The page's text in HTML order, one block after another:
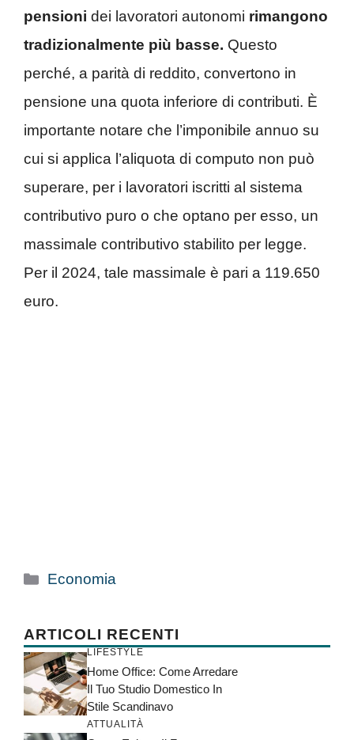
pensioni dei lavoratori autonomi rimangono
tradizionalmente più basse. Questo
perché, a parità di reddito, convertono in
pensione una quota inferiore di contributi. È
importante notare che l’imponibile annuo su
cui si applica l’aliquota di computo non può
superare, per i lavoratori iscritti al sistema
contributivo puro o che optano per esso, un
massimale contributivo stabilito per legge.
Per il 2024, tale massimale è pari a 119.650
euro.
Categorie
Economia
ARTICOLI RECENTI
LIFESTYLE
Home Office: Come Arredare
Il Tuo Studio Domestico In
Stile Scandinavo
ATTUALITÀ